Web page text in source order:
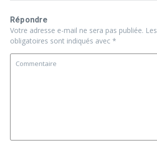
Répondre
Votre adresse e-mail ne sera pas publiée.
obligatoires sont indiqués avec *